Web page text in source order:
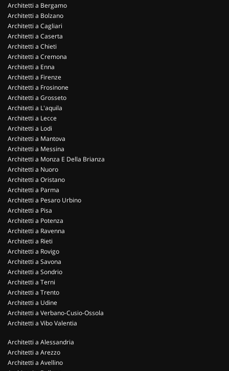
Architetti a Bergamo
Architetti a Bolzano
Architetti a Cagliari
Architetti a Caserta
Architetti a Chieti
Architetti a Cremona
Architetti a Enna
Architetti a Firenze
Architetti a Frosinone
Architetti a Grosseto
Architetti a L'aquila
Architetti a Lecce
Architetti a Lodi
Architetti a Mantova
Architetti a Messina
Architetti a Monza E Della Brianza
Architetti a Nuoro
Architetti a Oristano
Architetti a Parma
Architetti a Pesaro Urbino
Architetti a Pisa
Architetti a Potenza
Architetti a Ravenna
Architetti a Rieti
Architetti a Rovigo
Architetti a Savona
Architetti a Sondrio
Architetti a Terni
Architetti a Trento
Architetti a Udine
Architetti a Verbano-Cusio-Ossola
Architetti a Vibo Valentia
Architetti a Alessandria
Architetti a Arezzo
Architetti a Avellino